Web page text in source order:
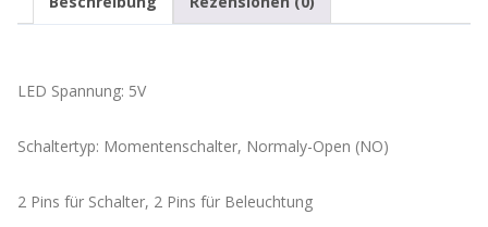
LED Spannung: 5V
Schaltertyp: Momentenschalter, Normaly-Open (NO)
2 Pins für Schalter, 2 Pins für Beleuchtung